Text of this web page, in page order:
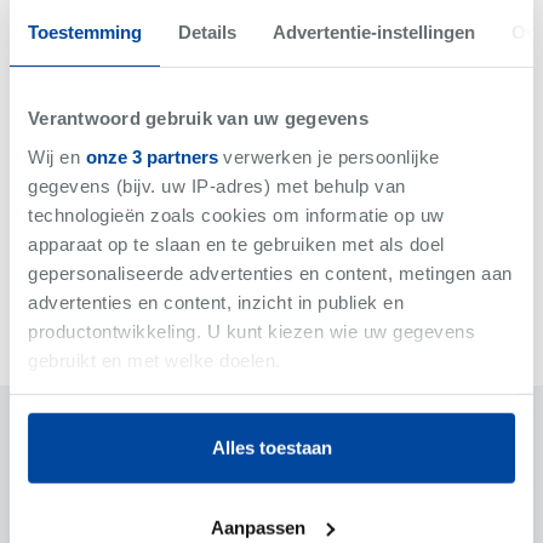
Toestemming Details Advertentie-instellingen
Verantwoord gebruik van uw gegevens
Wij en onze 3 partnersverwerken je persoonlijke
gegevens (bijv. uw IP-adres) met behulp van
technologieën zoals cookies om informatie op uw
apparaat op te slaan en te gebruiken met als doel
gepersonaliseerde advertenties en content, metingen aan
advertenties en content, inzicht in publiek en
productontwikkeling. U kunt kiezen wie uw gegevens
gebruikt en met welke doelen.
Als u het toestaat, willen we ook graag:
Informatie verzamelen over uw geografische
locatie, die tot een paar meter nauwkeurig kan zijn
scannen op specifieke eigenschappen (fingerprinting)
Alles toestaan
Aanpassen
Verzenden
Juridisch